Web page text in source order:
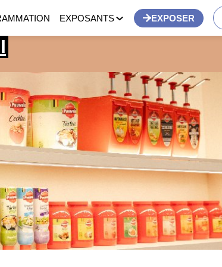
EXPOSANTS EXPOSER